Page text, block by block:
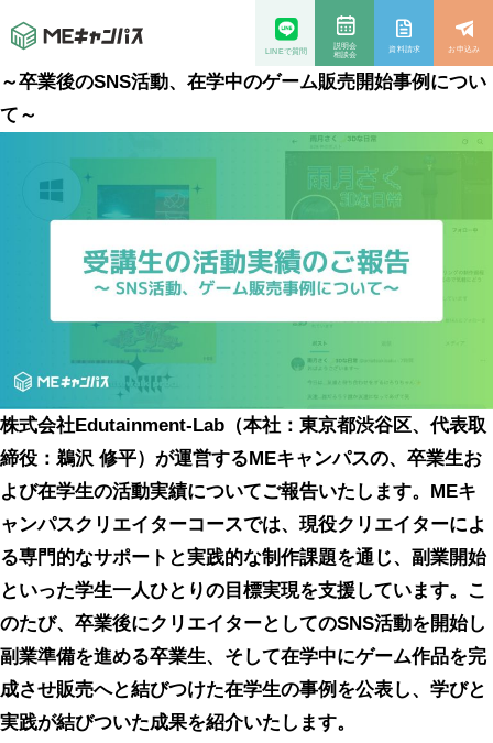
LINEで質問
説明会
相談会
資料請求 お申込み
～卒業後のSNS活動、在学中のゲーム販売開始事例につい
て～
株式会社Edutainment-Lab（本社：東京都渋谷区、代表取
締役：鵜沢 修平）が運営するMEキャンパスの、卒業生お
よび在学生の活動実績についてご報告いたします。MEキ
ャンパスクリエイターコースでは、現役クリエイターによ
る専門的なサポートと実践的な制作課題を通じ、副業開始
といった学生一人ひとりの目標実現を支援しています。こ
のたび、卒業後にクリエイターとしてのSNS活動を開始し
副業準備を進める卒業生、そして在学中にゲーム作品を完
成させ販売へと結びつけた在学生の事例を公表し、学びと
実践が結びついた成果を紹介いたします。